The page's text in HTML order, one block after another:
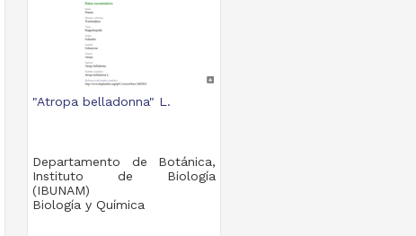
"Atropa belladonna" L.
Departamento de Botánica,
Instituto de Biología
(IBUNAM)
Biología y Química